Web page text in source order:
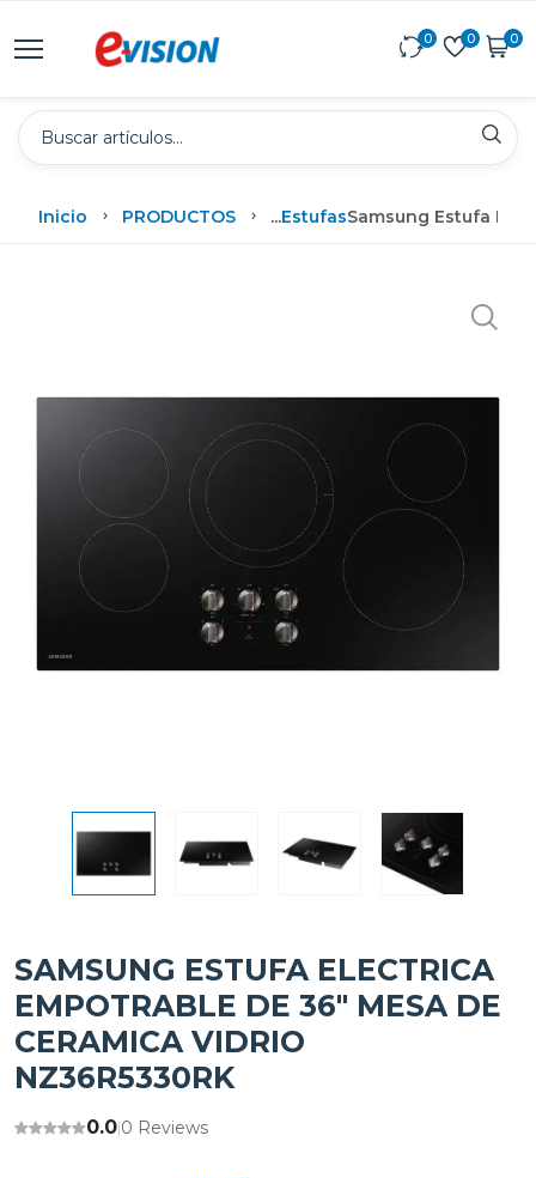
0 0 0
Inicio PRODUCTOS ...EstufasSamsung Estufa
SAMSUNG ESTUFA ELECTRICA
EMPOTRABLE DE 36" MESA DE
CERAMICA VIDRIO
NZ36R5330RK
0.0|0 Reviews